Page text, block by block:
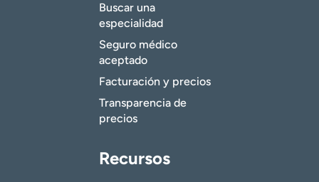
Buscar una
especialidad
Seguro médico
aceptado
Facturación y precios
Transparencia de
precios
Recursos